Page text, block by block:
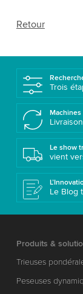
Retour
Trois
Le show
vient
Le Blog
Produits &
Trieuses
Peseuses